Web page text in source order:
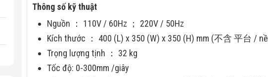
Thông số kỹ thuật
Nguồn ： 110V / 60Hz ； 220V / 50Hz
Kích thước ： 400 (L) x 350 (W) x 350 (H) mm (不含
Trọng lượng tịnh ： 32 kg
Tốc độ: 0-300mm /giây